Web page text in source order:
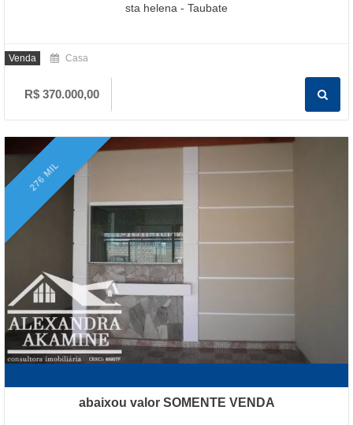
sta helena - Taubate
Venda Casa
R$ 370.000,00
276 MIL
abaixou valor SOMENTE VENDA